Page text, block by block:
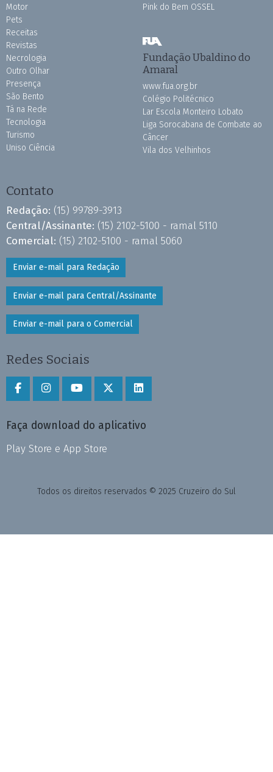
Motor
Pets
Receitas
Revistas
Necrologia
Outro Olhar
Presença
São Bento
Tá na Rede
Tecnologia
Turismo
Uniso Ciência
Pink do Bem OSSEL
Fundação Ubaldino do
Amaral
www.fua.org.br
Colégio Politécnico
Lar Escola Monteiro Lobato
Liga Sorocabana de Combate ao
Câncer
Vila dos Velhinhos
Contato
Redação: (15) 99789-3913
Central/Assinante: (15) 2102-5100 - ramal 5110
Comercial: (15) 2102-5100 - ramal 5060
Enviar e-mail para Redação
Enviar e-mail para Central/Assinante
Enviar e-mail para o Comercial
Redes Sociais
Faça download do aplicativo
Play Store e App Store
Todos os direitos reservados © 2025 Cruzeiro do Sul